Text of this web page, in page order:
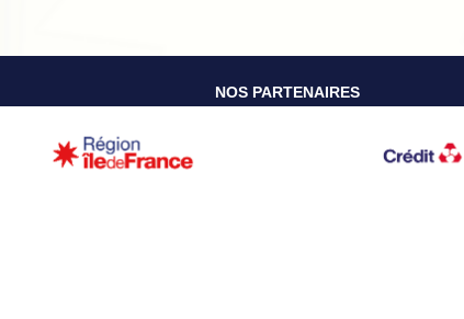
NOS PARTENAIRES